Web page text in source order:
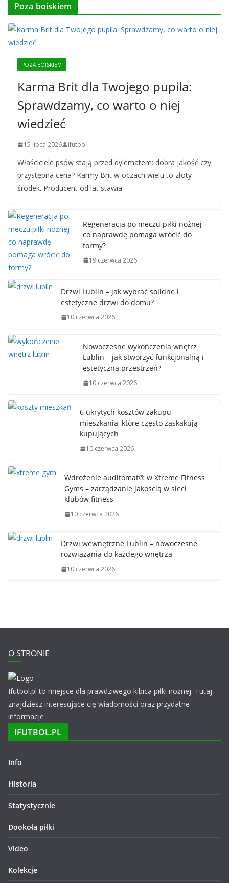
Poza boiskiem
POZA BOISKIEM
Karma Brit dla Twojego pupila:
Sprawdzamy, co warto o niej
wiedzieć
15 lipca 2026 ifutbol
Właściciele psów stają przed dylematem: dobra jakość czy
przystępna cena? Karmy Brit w oczach wielu to złoty
środek. Producent od lat stawia
Regeneracja po meczu piłki nożnej –
co naprawdę pomaga wrócić do
formy?
19 czerwca 2026
Drzwi Lublin – jak wybrać solidne i
estetyczne drzwi do domu?
10 czerwca 2026
Nowoczesne wykończenia wnętrz
Lublin – jak stworzyć funkcjonalną i
estetyczną przestrzeń?
10 czerwca 2026
6 ukrytych kosztów zakupu
mieszkania, które często zaskakują
kupujących
10 czerwca 2026
Wdrożenie auditomat® w Xtreme Fitness
Gyms – zarządzanie jakością w sieci
klubów fitness
10 czerwca 2026
Drzwi wewnętrzne Lublin – nowoczesne
rozwiązania do każdego wnętrza
10 czerwca 2026
O STRONIE
Ifutbol.pl to miejsce dla prawdziwego kibica piłki nożnej. Tutaj
znajdziesz interesujące cię wiadomości oraz przydatne
informacje .
IFUTBOL.PL
Info
Historia
Statystycznie
Dookoła piłki
Video
Kolekcje